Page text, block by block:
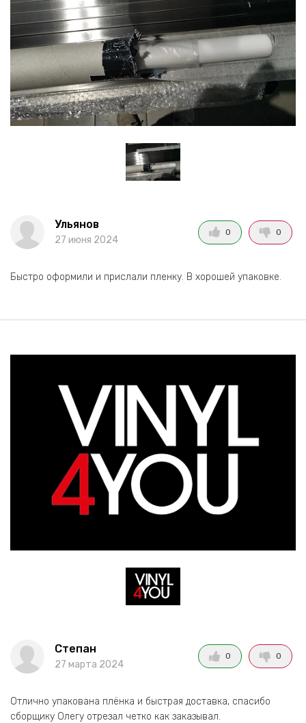
Ульянов
27 июня 2024
0 0
Быстро оформили и прислали пленку. В хорошей упаковке.
Степан
27 марта 2024
0 0
Отлично упакована плёнка и быстрая доставка, спасибо
сборщику Олегу отрезал четко как заказывал.